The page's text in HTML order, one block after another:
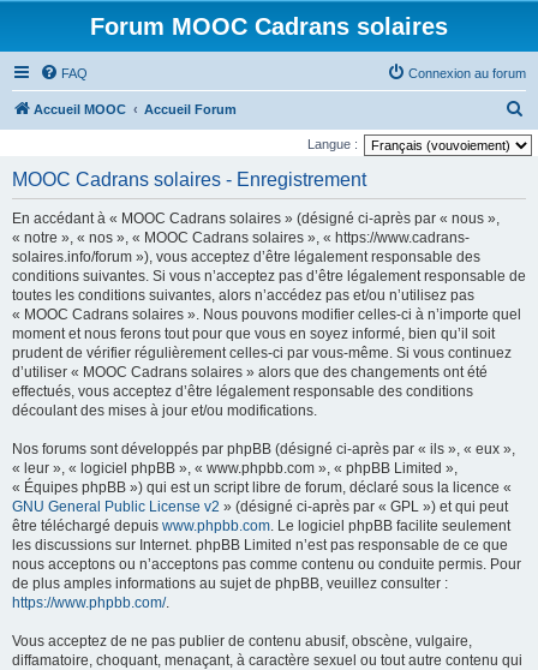
Forum MOOC Cadrans solaires
FAQ Connexion au forum
Accueil MOOC Accueil Forum
e
Langue :
MOOC Cadrans solaires - Enregistrement
En accédant à « MOOC Cadrans solaires » (désigné ci-après par « nous »,
« notre », « nos », « MOOC Cadrans solaires », « https://www.cadrans-
solaires.info/forum »), vous acceptez d’être légalement responsable des
conditions suivantes. Si vous n’acceptez pas d’être légalement responsable de
toutes les conditions suivantes, alors n’accédez pas et/ou n’utilisez pas
« MOOC Cadrans solaires ». Nous pouvons modifier celles-ci à n’importe quel
moment et nous ferons tout pour que vous en soyez informé, bien qu’il soit
prudent de vérifier régulièrement celles-ci par vous-même. Si vous continuez
d’utiliser « MOOC Cadrans solaires » alors que des changements ont été
effectués, vous acceptez d’être légalement responsable des conditions
découlant des mises à jour et/ou modifications.
Nos forums sont développés par phpBB (désigné ci-après par « ils », « eux »,
« leur », « logiciel phpBB », « www.phpbb.com », « phpBB Limited »,
« Équipes phpBB ») qui est un script libre de forum, déclaré sous la licence «
GNU General Public License v2 » (désigné ci-après par « GPL ») et qui peut
être téléchargé depuis www.phpbb.com. Le logiciel phpBB facilite seulement
les discussions sur Internet. phpBB Limited n’est pas responsable de ce que
nous acceptons ou n’acceptons pas comme contenu ou conduite permis. Pour
de plus amples informations au sujet de phpBB, veuillez consulter :
https://www.phpbb.com/.
Vous acceptez de ne pas publier de contenu abusif, obscène, vulgaire,
diffamatoire, choquant, menaçant, à caractère sexuel ou tout autre contenu qui